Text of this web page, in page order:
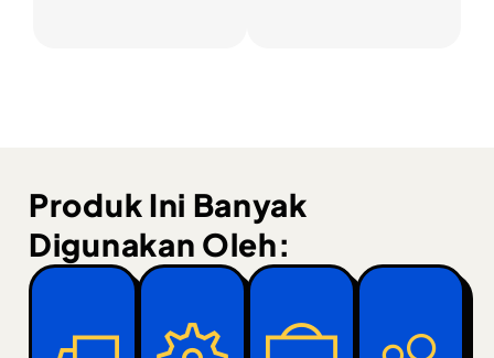
Produk Ini Banyak
Digunakan Oleh: